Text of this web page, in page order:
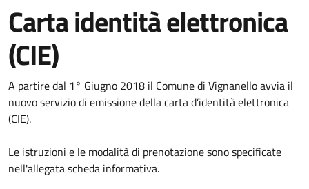
Carta identità elettronica
(CIE)
A partire dal 1° Giugno 2018 il Comune di Vignanello avvia il
nuovo servizio di emissione della carta d’identità elettronica
(CIE).
Le istruzioni e le modalità di prenotazione sono specificate
nell'allegata scheda informativa.